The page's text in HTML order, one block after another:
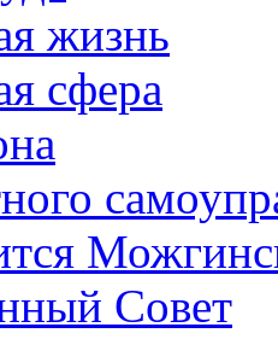
жизнь
сфера
Совет